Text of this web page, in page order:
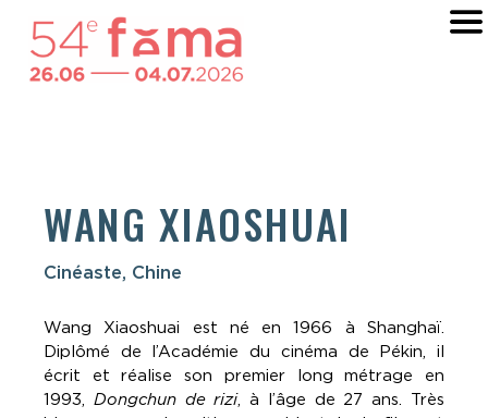
WANG XIAOSHUAI
Cinéaste, Chine
Wang Xiaoshuai est né en 1966 à Shanghaï.
Diplômé de l’Académie du cinéma de Pékin, il
écrit et réalise son premier long métrage en
1993, Dongchun de rizi, à l’âge de 27 ans. Très